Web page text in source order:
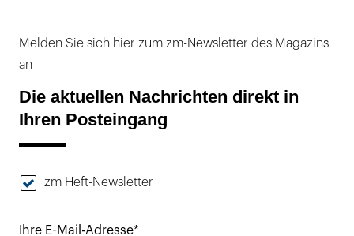
Melden Sie sich hier zum zm-Newsletter des Magazins
an
Die aktuellen Nachrichten direkt in
Ihren Posteingang
zm Heft-Newsletter
Ihre E-Mail-Adresse*